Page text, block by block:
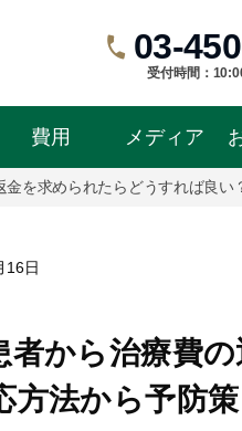
03-
受付時間：
費用 メディア
金を求められたらどうすれば良
16日
者から治療費
方法から予防